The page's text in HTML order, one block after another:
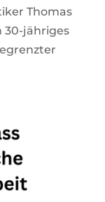
Thomas
30-jähriges